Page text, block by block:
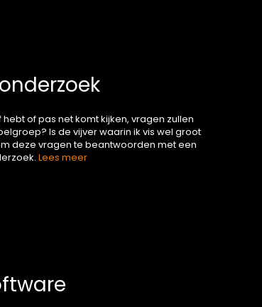
of pas net komt kijken, vragen zullen
Is de vijver waarin ik vis wel groot
deze vragen te beantwoorden met een
Lees meer